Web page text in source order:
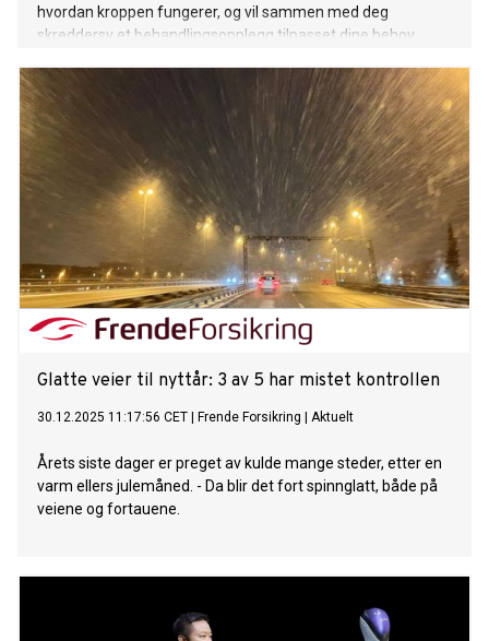
hvordan kroppen fungerer, og vil sammen med deg
skreddersy et behandlingsopplegg tilpasset dine behov.
Glatte veier til nyttår: 3 av 5 har mistet kontrollen
30.12.2025 11:17:56 CET Frende Forsikring Aktuelt
Årets siste dager er preget av kulde mange steder, etter en
varm ellers julemåned. - Da blir det fort spinnglatt, både på
veiene og fortauene.